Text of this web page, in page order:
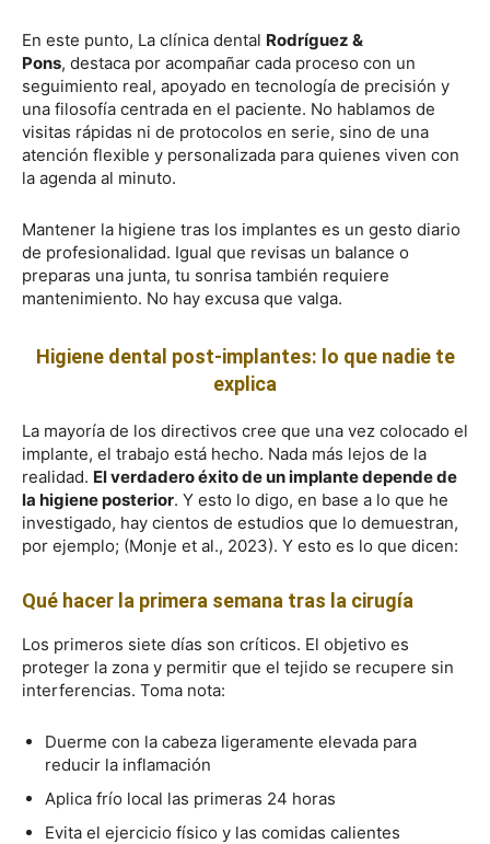
En este punto, La clínica dental Rodríguez &
Pons, destaca por acompañar cada proceso con un
seguimiento real, apoyado en tecnología de precisión y
una filosofía centrada en el paciente. No hablamos de
visitas rápidas ni de protocolos en serie, sino de una
atención flexible y personalizada para quienes viven con
la agenda al minuto.
Mantener la higiene tras los implantes es un gesto diario
de profesionalidad. Igual que revisas un balance o
preparas una junta, tu sonrisa también requiere
mantenimiento. No hay excusa que valga.
Higiene dental post-implantes: lo que nadie te
explica
La mayoría de los directivos cree que una vez colocado el
implante, el trabajo está hecho. Nada más lejos de la
realidad. El verdadero éxito de un implante depende de
la higiene posterior. Y esto lo digo, en base a lo que he
investigado, hay cientos de estudios que lo demuestran,
por ejemplo; (Monje et al., 2023). Y esto es lo que dicen:
Qué hacer la primera semana tras la cirugía
Los primeros siete días son críticos. El objetivo es
proteger la zona y permitir que el tejido se recupere sin
interferencias. Toma nota:
Duerme con la cabeza ligeramente elevada para
reducir la inflamación
Aplica frío local las primeras 24 horas
Evita el ejercicio físico y las comidas calientes